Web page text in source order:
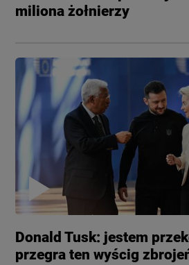
miliona żołnierzy
Donald Tusk: jestem
przegra ten wyścig